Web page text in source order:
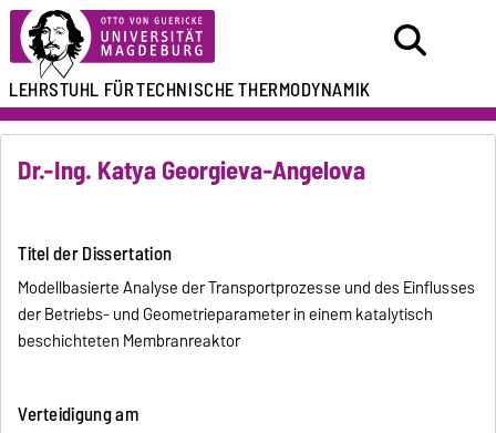
LEHRSTUHL FÜRTECHNISCHE THERMODYNAMIK
Dr.-Ing. Katya Georgieva-Angelova
Titel der Dissertation
Modellbasierte Analyse der Transportprozesse und des Einflusses
der Betriebs- und Geometrieparameter in einem katalytisch
beschichteten Membranreaktor
Verteidigung am